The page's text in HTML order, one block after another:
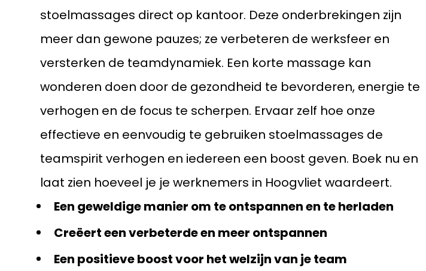
stoelmassages direct op kantoor. Deze onderbrekingen zijn
meer dan gewone pauzes; ze verbeteren de werksfeer en
versterken de teamdynamiek. Een korte massage kan
wonderen doen door de gezondheid te bevorderen, energie te
verhogen en de focus te scherpen. Ervaar zelf hoe onze
effectieve en eenvoudig te gebruiken stoelmassages de
teamspirit verhogen en iedereen een boost geven. Boek nu en
laat zien hoeveel je je werknemers in Hoogvliet waardeert.
Een geweldige manier om te ontspannen en te herladen
Creëert een verbeterde en meer ontspannen
Een positieve boost voor het welzijn van je team